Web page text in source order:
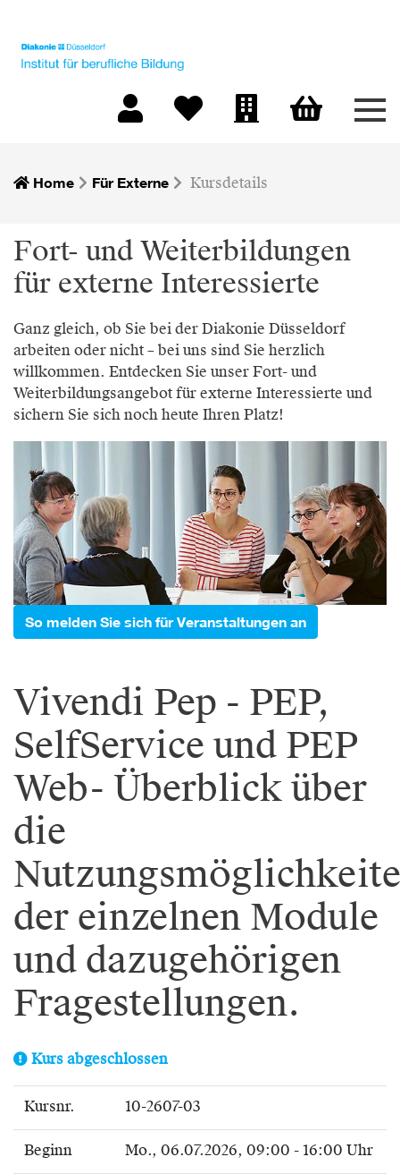
Home Für Externe Kursdetails
Fort- und Weiterbildungen
für externe Interessierte
Ganz gleich, ob Sie bei der Diakonie Düsseldorf
arbeiten oder nicht – bei uns sind Sie herzlich
willkommen. Entdecken Sie unser Fort- und
Weiterbildungsangebot für externe Interessierte und
sichern Sie sich noch heute Ihren Platz!
So melden Sie sich für Veranstaltungen an
Vivendi Pep - PEP,
SelfService und PEP
Web- Überblick über
die
der einzelnen Module
und dazugehörigen
Fragestellungen.
Kurs abgeschlossen
Kursnr. 10-2607-03
Beginn Mo., 06.07.2026, 09:00 - 16:00 Uhr